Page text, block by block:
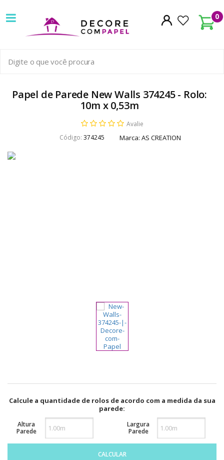
0
Decore
com
papel
pioneira
venda
Papel de Parede New Walls 374245 - Rolo:
10m x 0,53m
Avalie
Código: 374245 Marca: AS CREATION
Calcule a quantidade de rolos de acordo com a medida da sua
parede:
Altura
Parede
Largura
Parede
CALCULAR